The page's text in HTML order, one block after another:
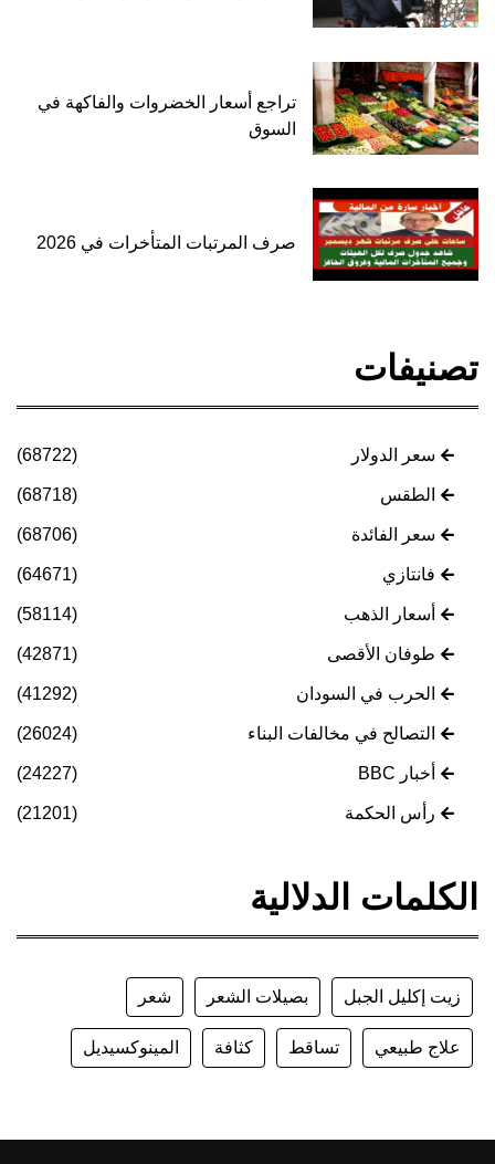
تراجع أسعار الخضروات والفاكهة في
السوق
صرف المرتبات المتأخرات في 2026
تصنيفات
سعر الدولار (68722)
الطقس (68718)
سعر الفائدة (68706)
فانتازي (64671)
أسعار الذهب (58114)
طوفان الأقصى (42871)
الحرب في السودان (41292)
التصالح في مخالفات البناء (26024)
أخبار BBC (24227)
رأس الحكمة (21201)
الكلمات الدلالية
زيت إكليل الجبل بصيلات الشعر شعر
علاج طبيعي تساقط كثافة المينوكسيديل